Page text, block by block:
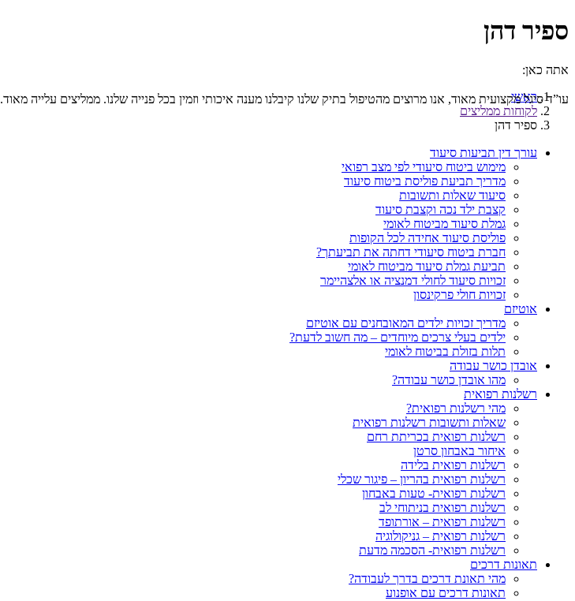
ספיר דהן
אתה כאן:
ראשי
לקוחות ממליצים
ספיר דהן
עו”ד סיגל מקצועית מאוד, אנו מרוצים מהטיפול בתיק שלנו קיבלנו מענה איכותי וזמין בכל פנייה שלנו. ממליצים עלייה מאוד.
עורך דין תביעות סיעוד
מימוש ביטוח סיעודי לפי מצב רפואי
מדריך תביעת פוליסת ביטוח סיעוד
סיעוד שאלות ותשובות
קצבת ילד נכה וקצבת סיעוד
גמלת סיעוד מביטוח לאומי
פוליסת סיעוד אחידה לכל הקופות
חברת ביטוח סיעודי דחתה את תביעתך?
תביעת גמלת סיעוד מביטוח לאומי
זכויות סיעוד לחולי דמנציה או אלצהיימר
זכויות חולי פרקינסון
אוטיזם
מדריך זכויות ילדים המאובחנים עם אוטיזם
ילדים בעלי צרכים מיוחדים – מה חשוב לדעת?
תלות בזולת בביטוח לאומי
אובדן כושר עבודה
מהו אובדן כושר עבודה?
רשלנות רפואית
מהי רשלנות רפואית?
שאלות ותשובות רשלנות רפואית
רשלנות רפואית בכריתת רחם
איחור באבחון סרטן
רשלנות רפואית בלידה
רשלנות רפואית בהריון – פיגור שכלי
רשלנות רפואית- טעות באבחון
רשלנות רפואית בניתוחי לב
רשלנות רפואית – אורתופד
רשלנות רפואית – גניקולוגיה
רשלנות רפואית- הסכמה מדעת
תאונות דרכים
מהי תאונת דרכים בדרך לעבודה?
תאונות דרכים עם אופנוע